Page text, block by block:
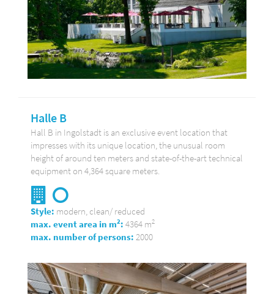
Halle B
Hall B in Ingolstadt is an exclusive event location that
impresses with its unique location, the unusual room
height of around ten meters and state-of-the-art technical
equipment on 4,364 square meters.
Style: modern, clean/ reduced
max. event area in m2: 4364 m2
max. number of persons: 2000